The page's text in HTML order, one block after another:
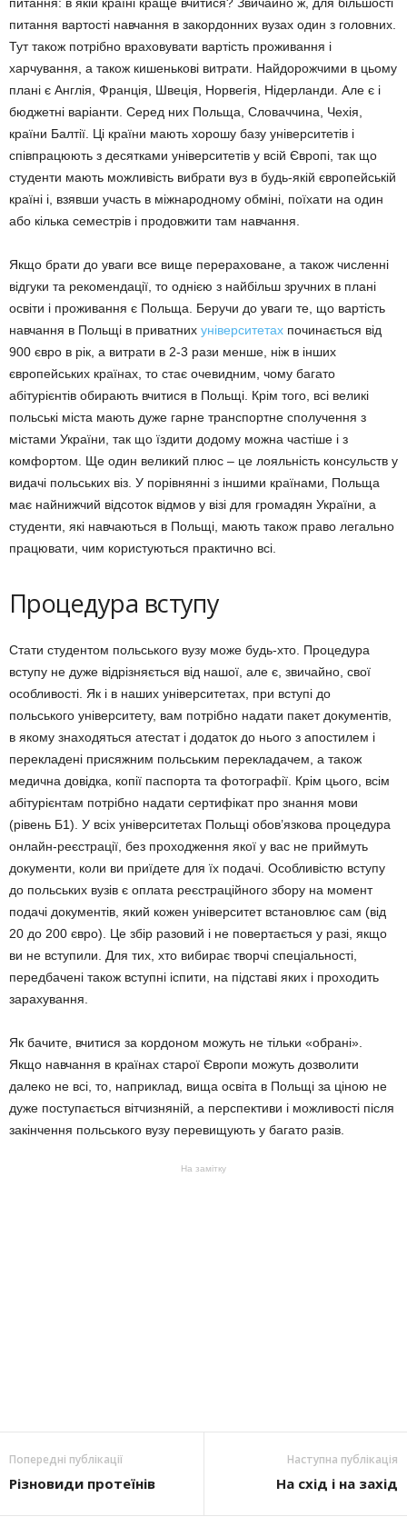
питання вартості навчання в закордонних вузах один з головних.
Тут також потрібно враховувати вартість проживання і
харчування, а також кишенькові витрати. Найдорожчими в цьому
плані є Англія, Франція, Швеція, Норвегія, Нідерланди. Але є і
бюджетні варіанти. Серед них Польща, Словаччина, Чехія,
країни Балтії. Ці країни мають хорошу базу університетів і
співпрацюють з десятками університетів у всій Європі, так що
студенти мають можливість вибрати вуз в будь-якій європейській
країні і, взявши участь в міжнародному обміні, поїхати на один
або кілька семестрів і продовжити там навчання.
Якщо брати до уваги все вище перераховане, а також численні
відгуки та рекомендації, то однією з найбільш зручних в плані
освіти і проживання є Польща. Беручи до уваги те, що вартість
навчання в Польщі в приватних університетах починається від
900 євро в рік, а витрати в 2-3 рази менше, ніж в інших
європейських країнах, то стає очевидним, чому багато
абітурієнтів обирають вчитися в Польщі. Крім того, всі великі
польські міста мають дуже гарне транспортне сполучення з
містами України, так що їздити додому можна частіше і з
комфортом. Ще один великий плюс – це лояльність консульств у
видачі польських віз. У порівнянні з іншими країнами, Польща
має найнижчий відсоток відмов у візі для громадян України, а
студенти, які навчаються в Польщі, мають також право легально
працювати, чим користуються практично всі.
Процедура вступу
Стати студентом польського вузу може будь-хто. Процедура
вступу не дуже відрізняється від нашої, але є, звичайно, свої
особливості. Як і в наших університетах, при вступі до
польського університету, вам потрібно надати пакет документів,
в якому знаходяться атестат і додаток до нього з апостилем і
перекладені присяжним польським перекладачем, а також
медична довідка, копії паспорта та фотографії. Крім цього, всім
абітурієнтам потрібно надати сертифікат про знання мови
(рівень Б1). У всіх університетах Польщі обов’язкова процедура
онлайн-реєстрації, без проходження якої у вас не приймуть
документи, коли ви приїдете для їх подачі. Особливістю вступу
до польських вузів є оплата реєстраційного збору на момент
подачі документів, який кожен університет встановлює сам (від
20 до 200 євро). Це збір разовий і не повертається у разі, якщо
ви не вступили. Для тих, хто вибирає творчі спеціальності,
передбачені також вступні іспити, на підставі яких і проходить
зарахування.
Як бачите, вчитися за кордоном можуть не тільки «обрані».
Якщо навчання в країнах старої Європи можуть дозволити
далеко не всі, то, наприклад, вища освіта в Польщі за ціною не
дуже поступається вітчизняній, а перспективи і можливості після
закінчення польського вузу перевищують у багато разів.
На замітку
Попередні публікації
Різновиди протеїнів
Наступна публікація
На схід і на захід